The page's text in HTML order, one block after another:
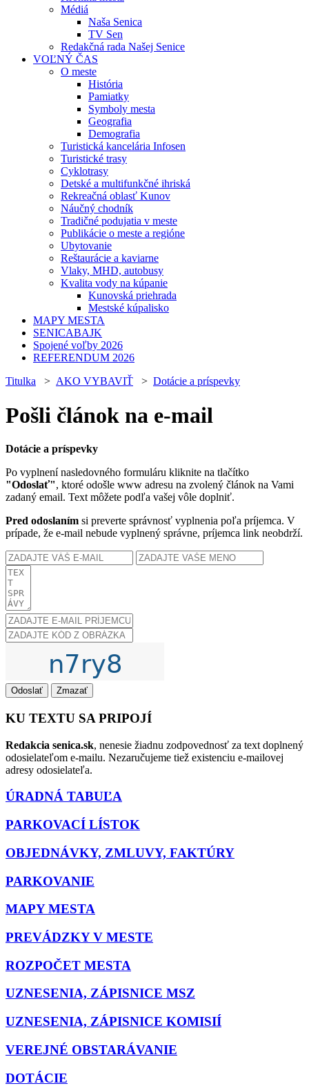
Médiá
Naša Senica
TV Sen
Redakčná rada Našej Senice
VOĽNÝ ČAS
O meste
História
Pamiatky
Symboly mesta
Geografia
Demografia
Turistická kancelária Infosen
Turistické trasy
Cyklotrasy
Detské a multifunkčné ihriská
Rekreačná oblasť Kunov
Náučný chodník
Tradičné podujatia v meste
Publikácie o meste a regióne
Ubytovanie
Reštaurácie a kaviarne
Vlaky, MHD, autobusy
Kvalita vody na kúpanie
Kunovská priehrada
Mestské kúpalisko
MAPY MESTA
SENICABAJK
Spojené voľby 2026
REFERENDUM 2026
Titulka > AKO VYBAVIŤ > Dotácie a príspevky
Pošli článok na e-mail
Dotácie a príspevky
Po vyplnení nasledovného formuláru kliknite na tlačítko
"Odoslať", ktoré odošle www adresu na zvolený článok na Vami
zadaný email. Text môžete podľa vašej vôle doplniť.
Pred odoslaním si preverte správnosť vyplnenia poľa príjemca. V
prípade, že e-mail nebude vyplnený správne, príjemca link neobdrží.
Odoslať Zmazať
KU TEXTU SA PRIPOJÍ
Redakcia senica.sk, nenesie žiadnu zodpovednosť za text doplnený
odosielateľom e-mailu. Nezaručujeme tiež existenciu e-mailovej
adresy odosielateľa.
ÚRADNÁ TABUĽA
PARKOVACÍ LÍSTOK
OBJEDNÁVKY, ZMLUVY, FAKTÚRY
PARKOVANIE
MAPY MESTA
PREVÁDZKY V MESTE
ROZPOČET MESTA
UZNESENIA, ZÁPISNICE MSZ
UZNESENIA, ZÁPISNICE KOMISIÍ
VEREJNÉ OBSTARÁVANIE
DOTÁCIE